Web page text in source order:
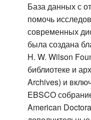
База данных с
помочь
современных
была создана
H. W. Wilson
библиотеке и
Archives) и
EBSCO
American